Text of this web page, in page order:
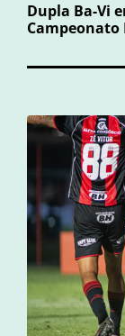
Dupla Ba-Vi